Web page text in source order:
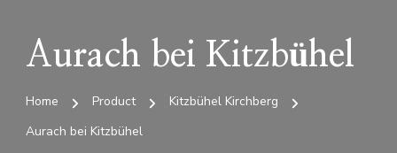
Aurach bei Kitzbühel
Home Product
Kitzbühel Kirchberg
Aurach bei Kitzbühel